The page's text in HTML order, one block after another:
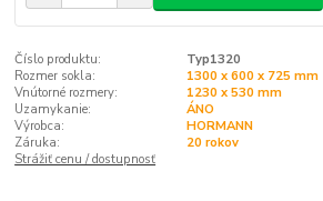
Číslo produktu:
Typ1320
Rozmer sokla:
1300 x 600 x 725 mm
Vnútorné rozmery:
1230 x 530 mm
Uzamykanie:
ÁNO
Výrobca:
HORMANN
Záruka:
20 rokov
Strážiť cenu / dostupnosť